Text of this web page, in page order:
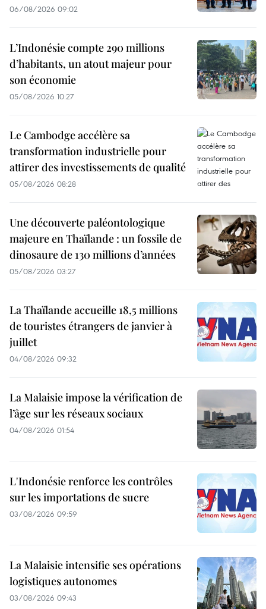
06/08/2026 09:02
L’Indonésie compte 290 millions
d’habitants, un atout majeur pour
son économie
05/08/2026 10:27
Le Cambodge accélère sa
transformation industrielle pour
attirer des investissements de qualité
05/08/2026 08:28
Une découverte paléontologique
majeure en Thaïlande : un fossile de
dinosaure de 130 millions d’années
05/08/2026 03:27
La Thaïlande accueille 18,5 millions
de touristes étrangers de janvier à
juillet
04/08/2026 09:32
La Malaisie impose la vérification de
l’âge sur les réseaux sociaux
04/08/2026 01:54
L'Indonésie renforce les contrôles
sur les importations de sucre
03/08/2026 09:59
La Malaisie intensifie ses opérations
logistiques autonomes
03/08/2026 09:43